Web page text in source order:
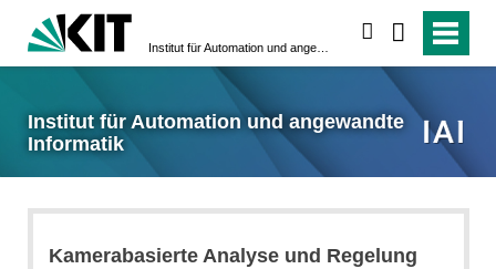
Institut für Automation und angewandte
Informatik
Kamerabasierte Analyse und Regelung